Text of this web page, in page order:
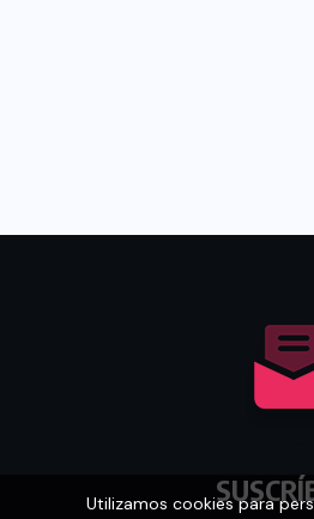
Utilizamos cookies para